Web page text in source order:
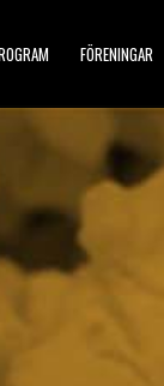
FÖRENINGAR